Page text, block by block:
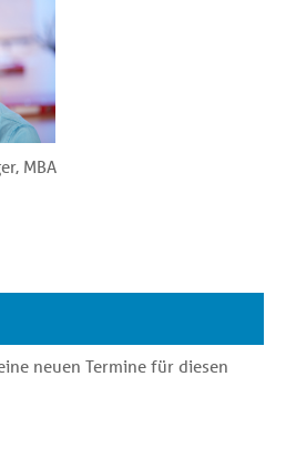
MBA
neuen Termine für diesen